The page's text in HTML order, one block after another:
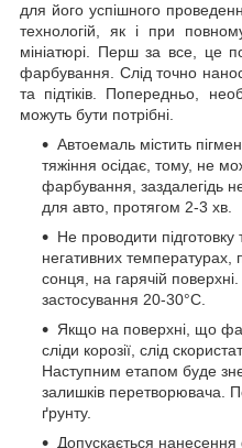
для його успішного
технологій, як і при
мініатюрі. Перш за все, це
фарбування. Слід точно
та підтіків. Попередньо,
можуть бути потрібні.
Автоемаль містить
тяжіння осідає, тому, не
фарбування, заздалегідь
для авто, протягом 2-3 хв.
Не проводити
негативних
сонця, на гарячій
застосування 20-30°C.
Якщо на поверхні, що
сліди корозії, слід
Наступним етапом буде
залишків перетворювача.
ґрунту.
Допускається